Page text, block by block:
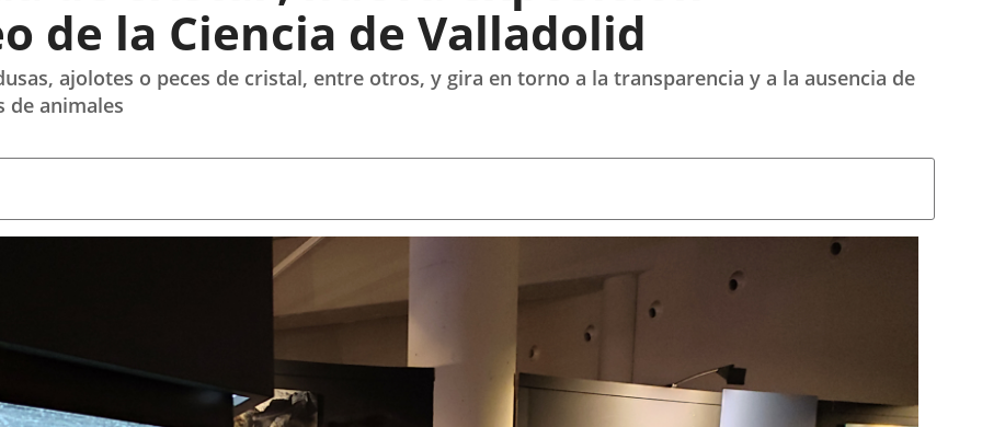
de la Ciencia de Valladolid
ajolotes o peces de cristal, entre otros, y gira en torno a la transparencia y a la ausencia de
de animales